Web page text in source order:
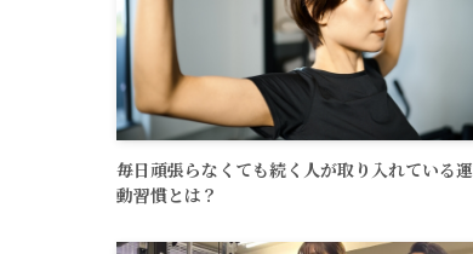
毎日頑張らなくても続く人が取り入れている運
動習慣とは？